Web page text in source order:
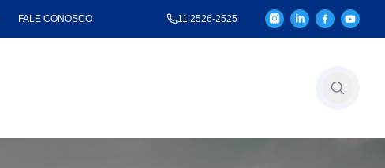
FALE CONOSCO 11 2526-2525